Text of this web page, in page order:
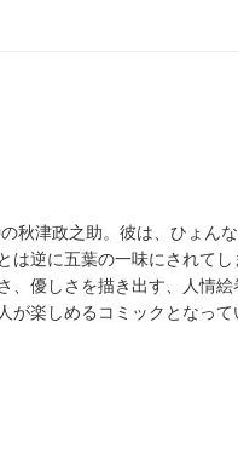
秋津政之助。彼は、ひょん
は逆に五葉の一味にされて
、優しさを描き出す、人情
楽しめるコミックとなって